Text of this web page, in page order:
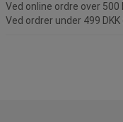
Ved online ordre over
Ved ordrer under 499